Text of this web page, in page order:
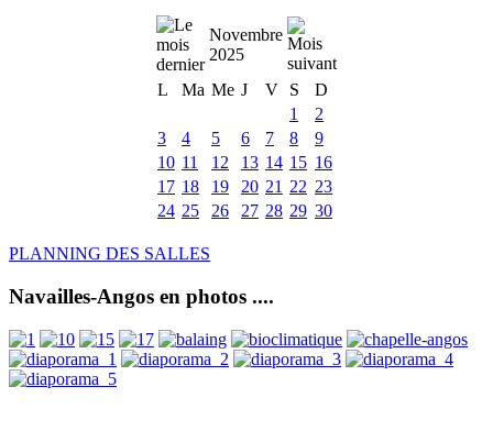
Novembre
2025
L
Ma Me J V S
D
1
2
3
4 5 6 7 8
9
10 11 12 13 14 15 16
17 18 19 20 21 22 23
24 25 26 27 28 29 30
PLANNING DES SALLES
Navailles-Angos en photos ....